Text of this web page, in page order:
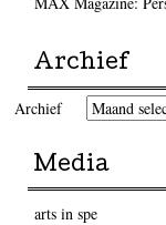
Archief
Archief
Media
arts in spe